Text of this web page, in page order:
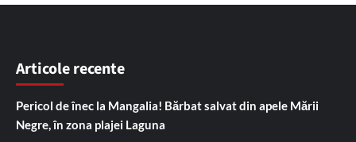
Articole recente
Pericol de înec la Mangalia! Bărbat salvat din apele Mării
Negre, în zona plajei Laguna